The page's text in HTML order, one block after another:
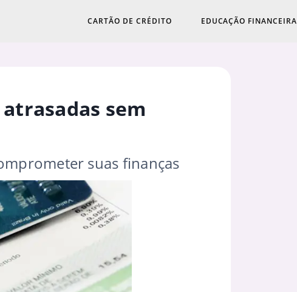
CARTÃO DE CRÉDITO EDUCAÇÃO FINANCEIRA
sem
suas finanças